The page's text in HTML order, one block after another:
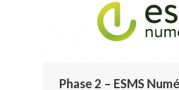
Phase 2 – ESMS